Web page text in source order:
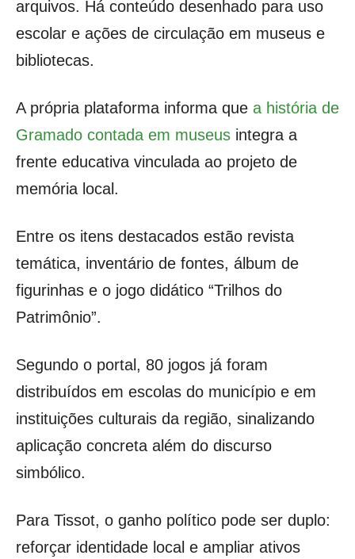
arquivos. Há conteúdo desenhado para uso
escolar e ações de circulação em museus e
bibliotecas.
A própria plataforma informa que a história de
Gramado contada em museus integra a
frente educativa vinculada ao projeto de
memória local.
Entre os itens destacados estão revista
temática, inventário de fontes, álbum de
figurinhas e o jogo didático “Trilhos do
Patrimônio”.
Segundo o portal, 80 jogos já foram
distribuídos em escolas do município e em
instituições culturais da região, sinalizando
aplicação concreta além do discurso
simbólico.
Para Tissot, o ganho político pode ser duplo:
reforçar identidade local e ampliar ativos